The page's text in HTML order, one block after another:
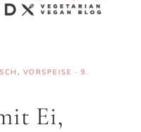
, VORSPEISE · 9.
Ei,